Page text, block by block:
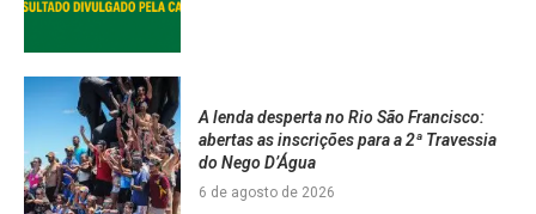
A lenda desperta no Rio São Francisco:
abertas as inscrições para a 2ª Travessia
do Nego D’Água
6 de agosto de 2026